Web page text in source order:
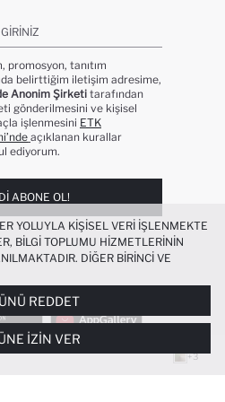
+3
promosyon, tanıtım
belirttiğim iletişim adresime,
Anonim Şirketi tarafından
gönderilmesini ve kişisel
işlenmesini ETK
açıklanan kurallar
ediyorum.
ABONE OL!
YOLUYLA KIŞISEL VERI IŞLENMEKTE
BILGI TOPLUMU HIZMETLERININ
DIĞER BIRINCI VE
DAHA IYI BIR ALIŞVERIŞ
DAHA IŞLEVSEL KILINMASI VE
VERMENIZ HALINDE, SIZLERE
YAPILMASI AMAÇLARIYLA
ÇEREZLERE DAIR TERCIHLERINIZI
HER ZAMAN YÖNETEBILIR,
BILGIYE
REDDET
İZIN VER